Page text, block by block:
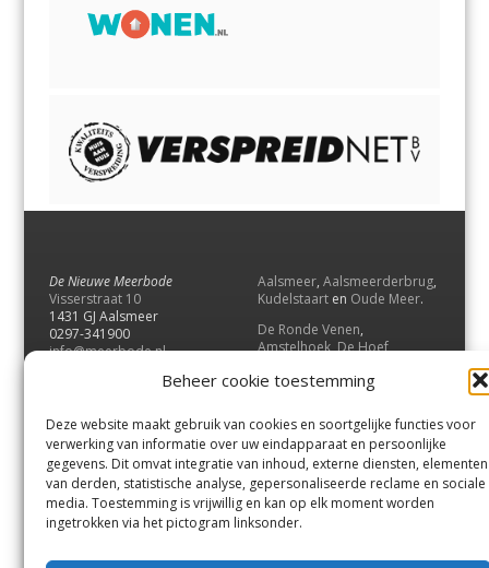
Beheer cookie toestemming
Deze website maakt gebruik van cookies en soortgelijke functies voor
verwerking van informatie over uw eindapparaat en persoonlijke
gegevens. Dit omvat integratie van inhoud, externe diensten, elementen
van derden, statistische analyse, gepersonaliseerde reclame en sociale
media. Toestemming is vrijwillig en kan op elk moment worden
ingetrokken via het pictogram linksonder.
De Nieuwe Meerbode
Visserstraat 10
1431 GJ Aalsmeer
0297-341900
info@meerbode.nl
Aalsmeer, Aalsmeerderbrug,
Kudelstaart en Oude Meer.
De Ronde Venen,
Amstelhoek,De Hoef,
Vrouwenakker,Waverveen
UithoornenDe Kwakel.
Contact
Andere uitgaven
Bezorgklacht
Vacatures